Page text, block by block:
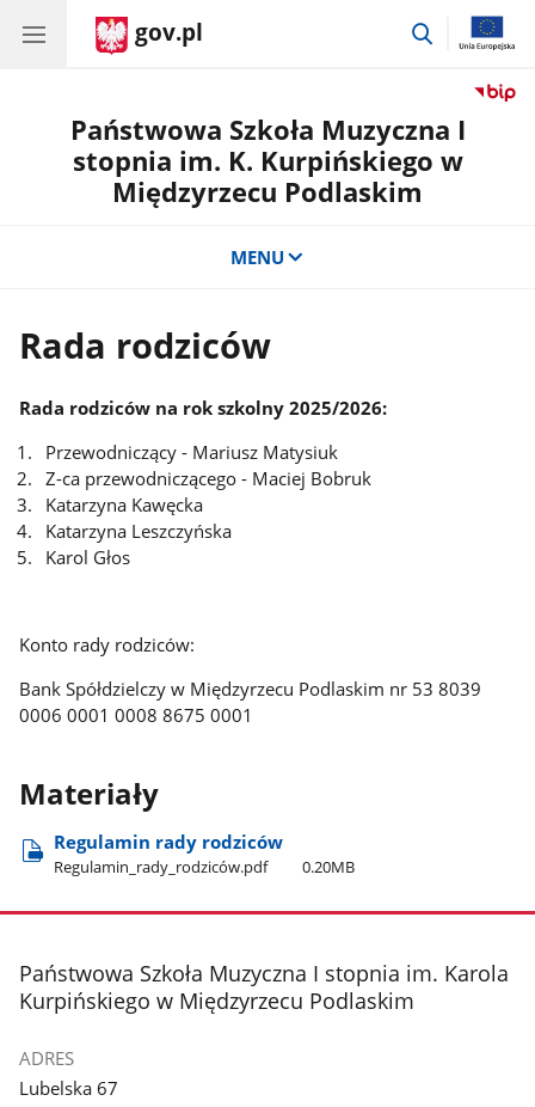
gov.pl
przejdź
Państwowa Szkoła Muzyczna I
stopnia im. K. Kurpińskiego w
Międzyrzecu Podlaskim
MENU
Rada rodziców
Rada rodziców na rok szkolny 2025/2026:
Przewodniczący - Mariusz Matysiuk
Z-ca przewodniczącego - Maciej Bobruk
Katarzyna Kawęcka
Katarzyna Leszczyńska
Karol Głos
Konto rady rodziców:
Bank Spółdzielczy w Międzyrzecu Podlaskim nr 53 8039
0006 0001 0008 8675 0001
Materiały
Regulamin rady rodziców
Regulamin​_rady​_rodziców.pdf 0.20MB
stopka
Państwowa Szkoła Muzyczna I stopnia im. Karola
Kurpińskiego w Międzyrzecu Podlaskim
ADRES
Lubelska 67